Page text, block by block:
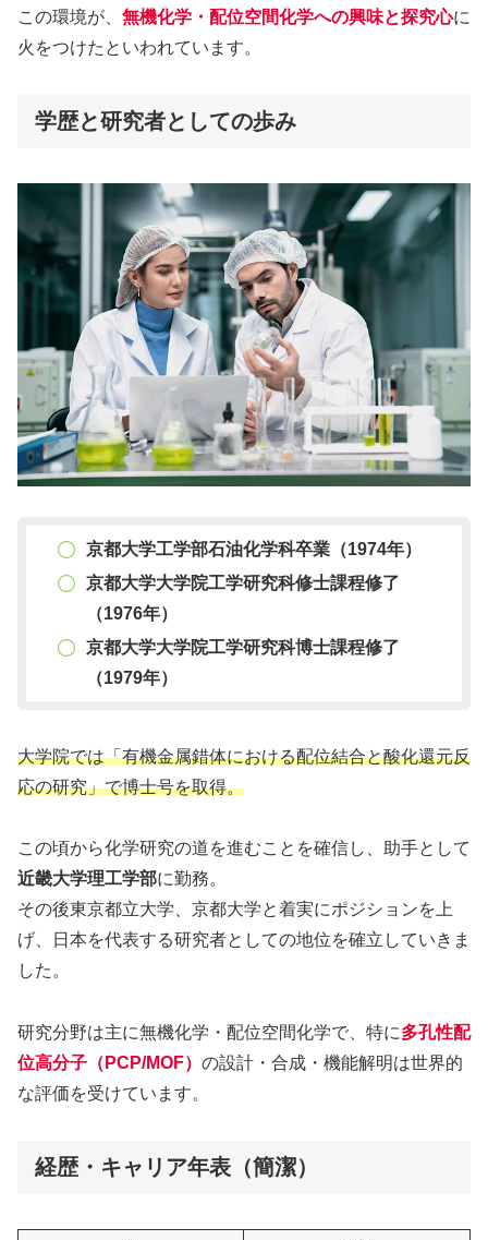
この環境が、 無機化学・配位空間化学への興味と探究心に
火をつけたといわれています。
学歴と研究者としての歩み
京都大学工学部石油化学科卒業（1974年）
京都大学大学院工学研究科修士課程修了
（1976年）
京都大学大学院工学研究科博士課程修了
（1979年）
大学院では「有機金属錯体における配位結合と酸化還元反
応の研究」で博士号を取得。
この頃から化学研究の道を進むことを確信し、助手として
近畿大学理工学部に勤務。
その後東京都立大学、京都大学と着実にポジションを上
げ、日本を代表する研究者としての地位を確立していきま
した。
研究分野は主に無機化学・配位空間化学で、特に多孔性配
位高分子（PCP/MOF） の設計・合成・機能解明は世界的
な評価を受けています。
経歴・キャリア年表（簡潔）